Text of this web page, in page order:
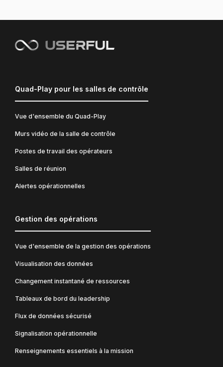
Quad-Play pour les salles de contrôle
Vue d'ensemble du Quad-Play
Murs vidéo de la salle de contrôle
Postes de travail des opérateurs
Salles de réunion
Alertes opérationnelles
Gestion des opérations
Vue d'ensemble de la gestion des opérations
Visualisation des données
Changement instantané de ressources
Tableaux de bord du leadership
Flux de données sécurisé
Signalisation opérationnelle
Renseignements essentiels à la mission